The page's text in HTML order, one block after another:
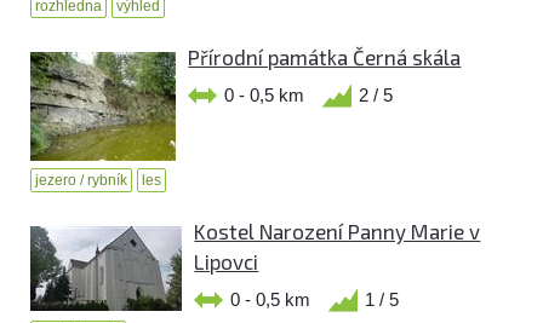
rozhledna výhled
Přírodní památka Černá skála
0 - 0,5 km 2 / 5
jezero / rybník les
Kostel Narození Panny Marie v
Lipovci
0 - 0,5 km 1 / 5